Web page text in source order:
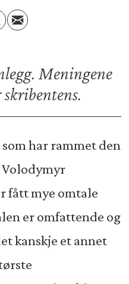
Meningene
har rammet den
fått mye omtale
er omfattende og
kanskje et annet